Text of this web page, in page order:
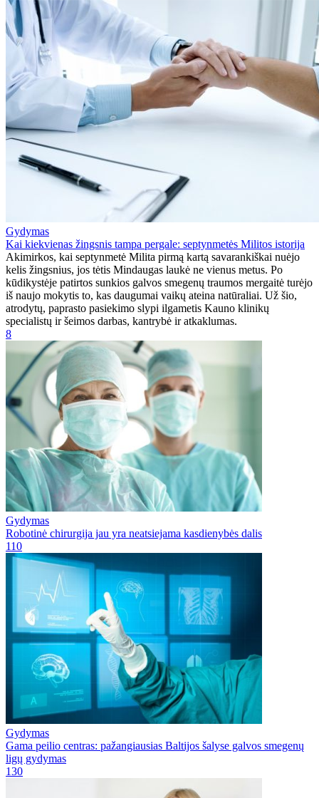
Gydymas
Kai kiekvienas žingsnis tampa pergale: septynmetės Militos istorija
Akimirkos, kai septynmetė Milita pirmą kartą savarankiškai nuėjo
kelis žingsnius, jos tėtis Mindaugas laukė ne vienus metus. Po
kūdikystėje patirtos sunkios galvos smegenų traumos mergaitė turėjo
iš naujo mokytis to, kas daugumai vaikų ateina natūraliai. Už šio,
atrodytų, paprasto pasiekimo slypi ilgametis Kauno klinikų
specialistų ir šeimos darbas, kantrybė ir atkaklumas.
8
Gydymas
Robotinė chirurgija jau yra neatsiejama kasdienybės dalis
110
Gydymas
Gama peilio centras: pažangiausias Baltijos šalyse galvos smegenų
ligų gydymas
130